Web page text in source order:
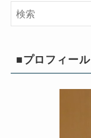
■プロフィール